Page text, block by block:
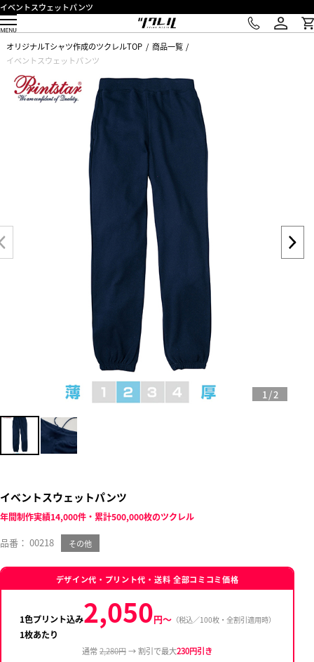
イベントスウェットパンツ
オリジナルTシャツ作成のツクレルTOP
商品一覧
イベントスウェットパンツ
1 /2
イベントスウェットパンツ
年間制作実績14,000件・累計500,000枚のツクレル
品番： 00218 その他
デザイン代・プリント代・送料 全部コミコミ価格
1色プリント込み
1枚あたり
2,050円〜（税込／100枚・全割引適用時）
通常2,280円→ 割引で最大230円引き